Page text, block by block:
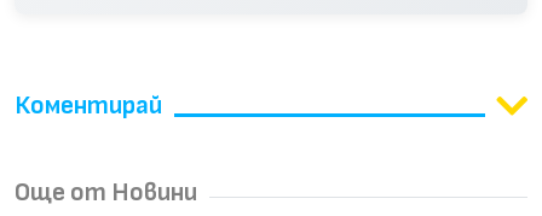
Коментирай
Още от Новини